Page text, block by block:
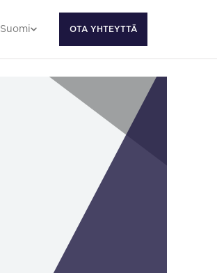
Suomi OTA YHTEYTTÄ